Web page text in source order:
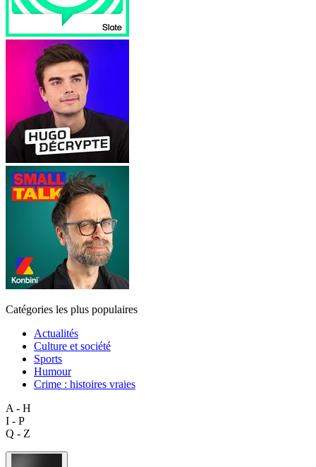
Catégories les plus populaires
Actualités
Culture et société
Sports
Humour
Crime : histoires vraies
A - H
I - P
Q - Z